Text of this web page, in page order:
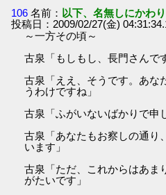
106 名前： 以下、名無しにかわ
投稿日：2009/02/27(金)
～一方その頃～
古泉「もしもし、長門さんで
古泉「ええ、そうです。あな
うわけですね」
古泉「ふがいないばかりで申
古泉「あなたもお察しの通り
います」
古泉「ただ、これからはあま
がたいです」